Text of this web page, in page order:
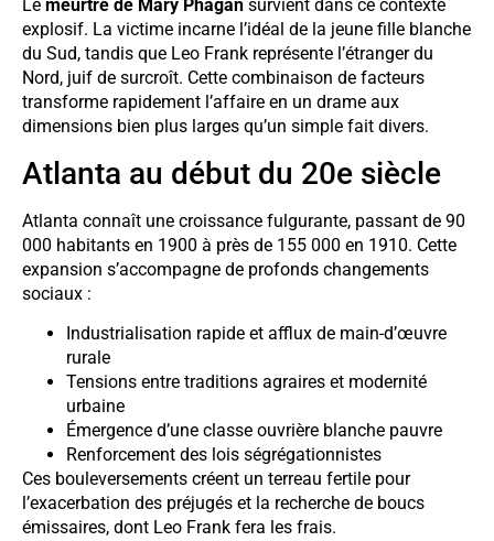
Le meurtre de Mary Phagan survient dans ce contexte
explosif. La victime incarne l’idéal de la jeune fille blanche
du Sud, tandis que Leo Frank représente l’étranger du
Nord, juif de surcroît. Cette combinaison de facteurs
transforme rapidement l’affaire en un drame aux
dimensions bien plus larges qu’un simple fait divers.
Atlanta au début du 20e siècle
Atlanta connaît une croissance fulgurante, passant de 90
000 habitants en 1900 à près de 155 000 en 1910. Cette
expansion s’accompagne de profonds changements
sociaux :
Industrialisation rapide et afflux de main-d’œuvre
rurale
Tensions entre traditions agraires et modernité
urbaine
Émergence d’une classe ouvrière blanche pauvre
Renforcement des lois ségrégationnistes
Ces bouleversements créent un terreau fertile pour
l’exacerbation des préjugés et la recherche de boucs
émissaires, dont Leo Frank fera les frais.